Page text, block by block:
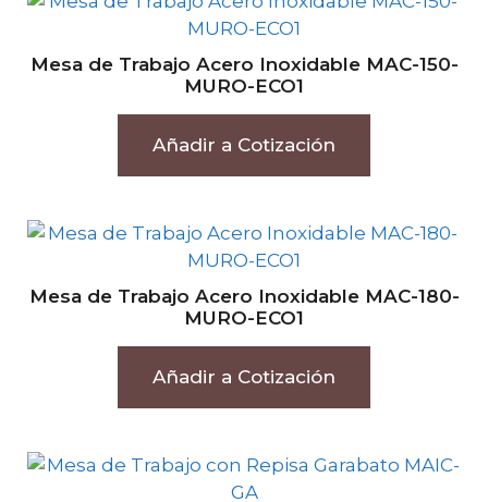
Mesa de Trabajo Acero Inoxidable MAC-150-
MURO-ECO1
Añadir a Cotización
Mesa de Trabajo Acero Inoxidable MAC-180-
MURO-ECO1
Añadir a Cotización